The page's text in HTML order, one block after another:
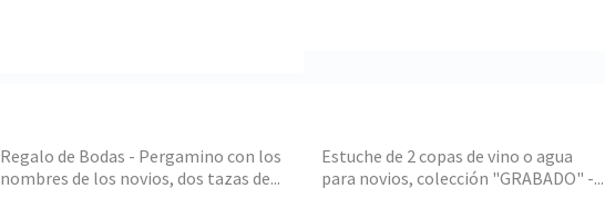
Regalo de Bodas - Pergamino con los
nombres de los novios, dos tazas de...
Estuche de 2 copas de vino o agua
para novios, colección "GRABADO" -...